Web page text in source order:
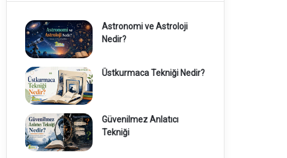
Astronomi ve Astroloji
Nedir?
Üstkurmaca Tekniği Nedir?
Güvenilmez Anlatıcı
Tekniği